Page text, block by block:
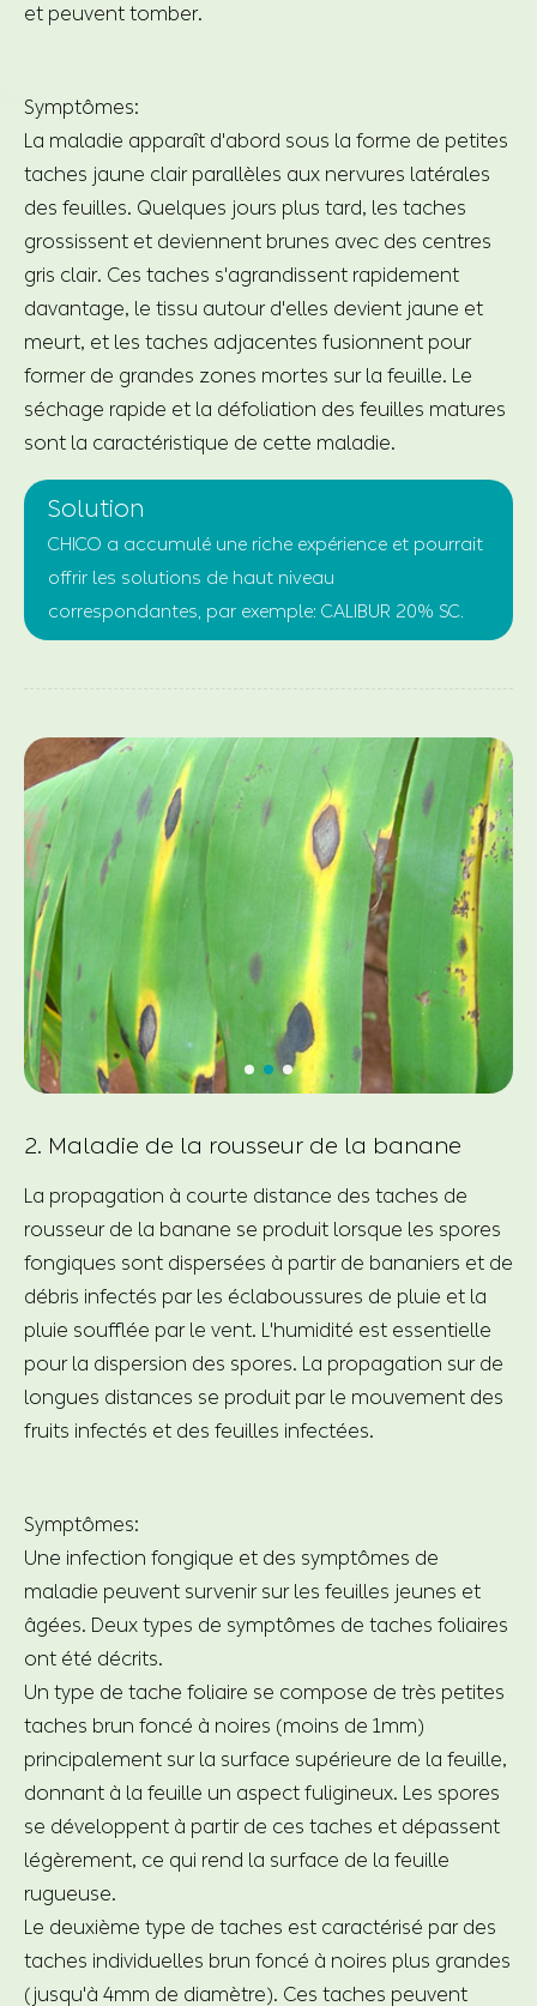
et peuvent tomber.
Symptômes:
La maladie apparaît d'abord sous la forme de petites
taches jaune clair parallèles aux nervures latérales
des feuilles. Quelques jours plus tard, les taches
grossissent et deviennent brunes avec des centres
gris clair. Ces taches s'agrandissent rapidement
davantage, le tissu autour d'elles devient jaune et
meurt, et les taches adjacentes fusionnent pour
former de grandes zones mortes sur la feuille. Le
séchage rapide et la défoliation des feuilles matures
sont la caractéristique de cette maladie.
Solution
CHICO a accumulé une riche expérience et pourrait
offrir les solutions de haut niveau
correspondantes, par exemple: CALIBUR 20% SC.
2. Maladie de la rousseur de la banane
La propagation à courte distance des taches de
rousseur de la banane se produit lorsque les spores
fongiques sont dispersées à partir de bananiers et de
débris infectés par les éclaboussures de pluie et la
pluie soufflée par le vent. L'humidité est essentielle
pour la dispersion des spores. La propagation sur de
longues distances se produit par le mouvement des
fruits infectés et des feuilles infectées.
Symptômes:
Une infection fongique et des symptômes de
maladie peuvent survenir sur les feuilles jeunes et
âgées. Deux types de symptômes de taches foliaires
ont été décrits.
Un type de tache foliaire se compose de très petites
taches brun foncé à noires (moins de 1mm)
principalement sur la surface supérieure de la feuille,
donnant à la feuille un aspect fuligineux. Les spores
se développent à partir de ces taches et dépassent
légèrement, ce qui rend la surface de la feuille
rugueuse.
Le deuxième type de taches est caractérisé par des
taches individuelles brun foncé à noires plus grandes
(jusqu'à 4mm de diamètre). Ces taches peuvent